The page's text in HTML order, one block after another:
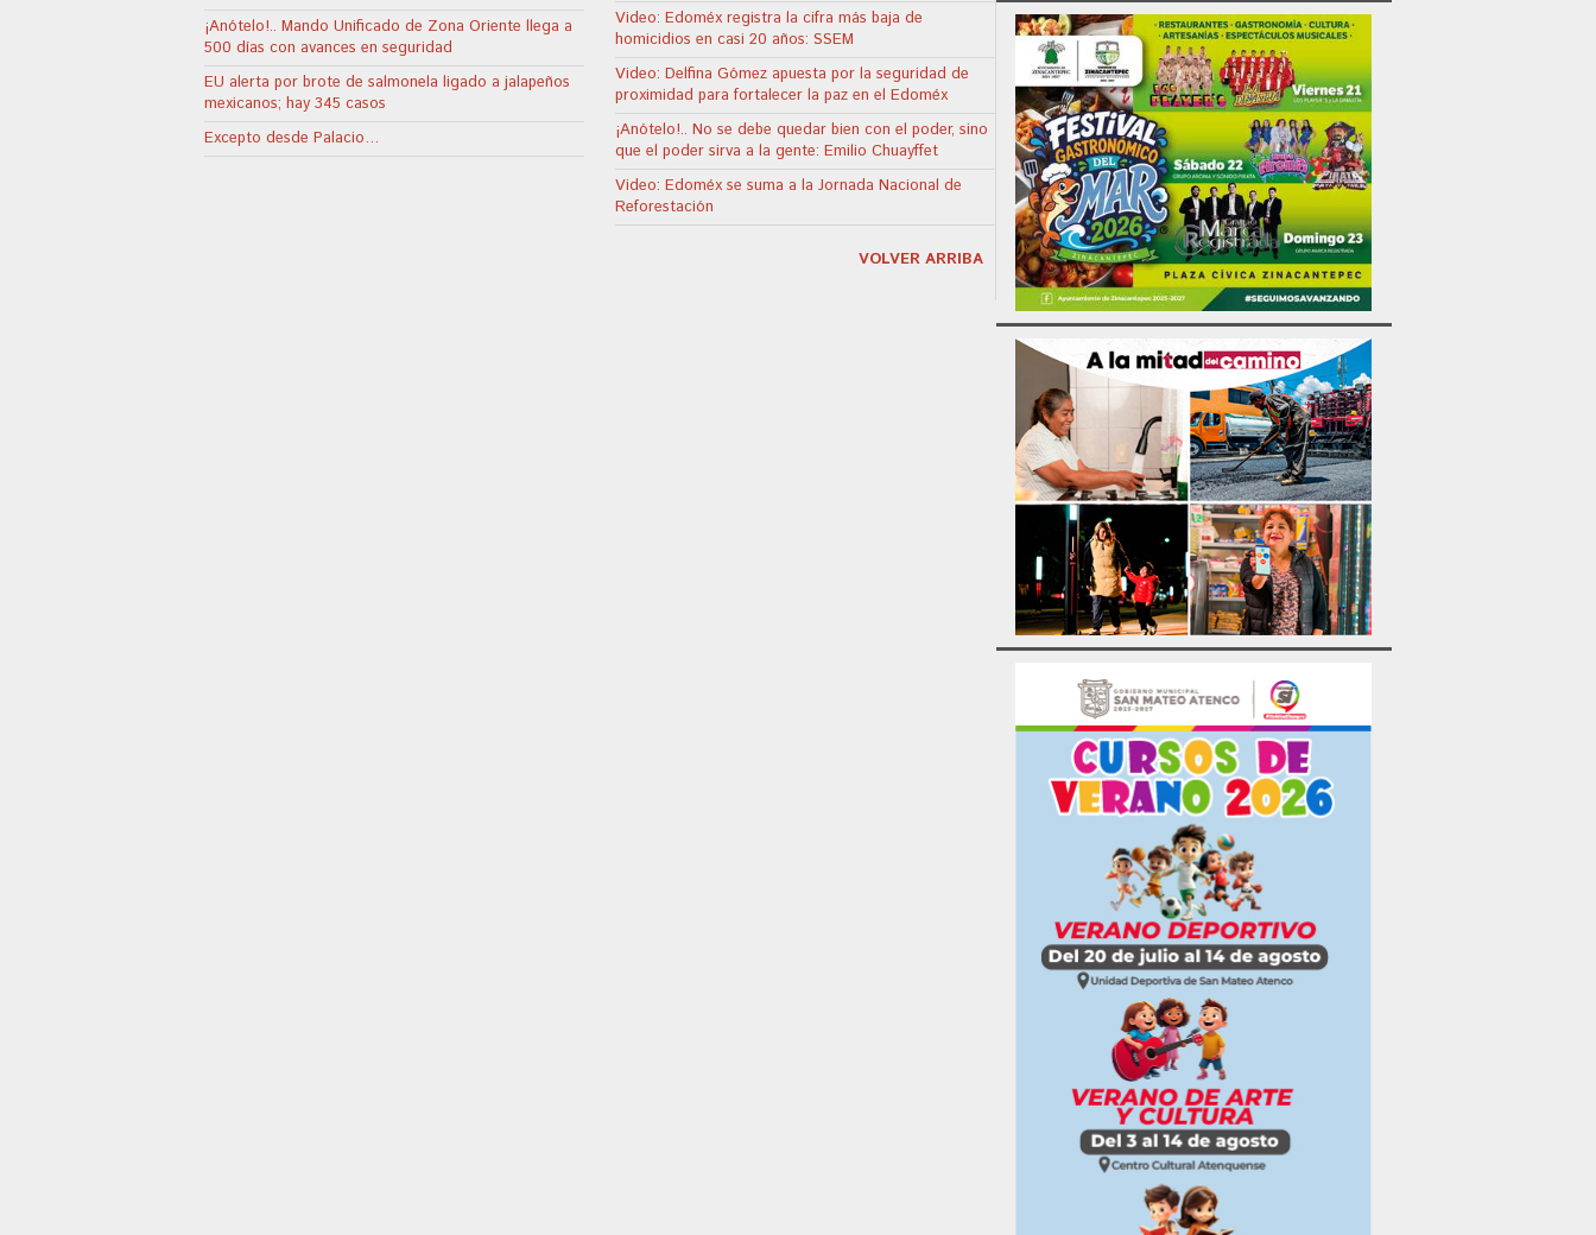
¡Anótelo!.. Mando Unificado de Zona Oriente llega a
500 días con avances en seguridad
EU alerta por brote de salmonela ligado a jalapeños
mexicanos; hay 345 casos
Excepto desde Palacio…
Video: Edoméx registra la cifra más baja de
homicidios en casi 20 años: SSEM
Video: Delfina Gómez apuesta por la seguridad de
proximidad para fortalecer la paz en el Edoméx
¡Anótelo!.. No se debe quedar bien con el poder, sino
que el poder sirva a la gente: Emilio Chuayffet
Video: Edoméx se suma a la Jornada Nacional de
Reforestación
VOLVER ARRIBA